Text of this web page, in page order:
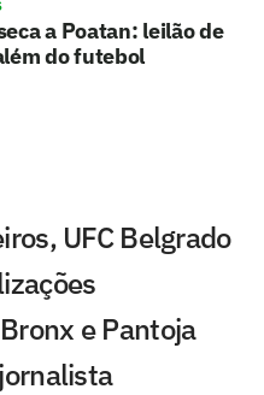
a Poatan: leilão de
do futebol
UFC Belgrado
e Pantoja